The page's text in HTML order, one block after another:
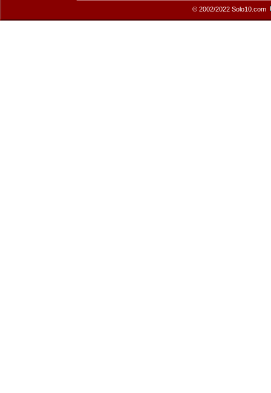
© 2002/2022 Solo10.com